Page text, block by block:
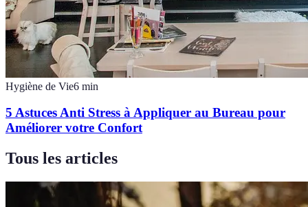
Hygiène de Vie6 min
5 Astuces Anti Stress à Appliquer au Bureau pour
Améliorer votre Confort
Tous les articles